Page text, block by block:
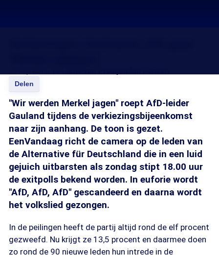
Delen
"Wir werden Merkel jagen" roept AfD-leider
Gauland tijdens de verkiezingsbijeenkomst
naar zijn aanhang. De toon is gezet.
EenVandaag richt de camera op de leden van
de Alternative für Deutschland die in een luid
gejuich uitbarsten als zondag stipt 18.00 uur
de exitpolls bekend worden. In euforie wordt
"AfD, AfD, AfD" gescandeerd en daarna wordt
het volkslied gezongen.
In de peilingen heeft de partij altijd rond de elf procent
gezweefd. Nu krijgt ze 13,5 procent en daarmee doen
zo rond de 90 nieuwe leden hun intrede in de